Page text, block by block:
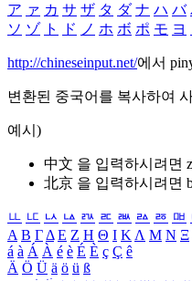
ア ァ カ サ ザ タ ダ ナ ハ バ
ソ ゾ ト ド ノ ホ ボ ポ モ ヨ
http://chineseinput.net/에서
변환된 중국어를 복사하여
예시)
中文 을 입력하시려면
北京 을 입력하시려면
ㅥ ㅦ ㅧ ㅨ ㅩ ㅪ ㅫ ㅬ ㅭ ㅮ
Α Β ΓΔ Ε Ζ Η Θ Ι ΚΛ Μ Ν Ξ
á à Á À é è É È ç Ç ê
Ä Ö Ü ä ö ü ß